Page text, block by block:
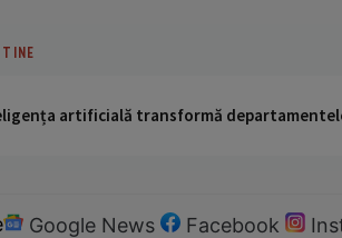
artificială transformă
Google News Facebook